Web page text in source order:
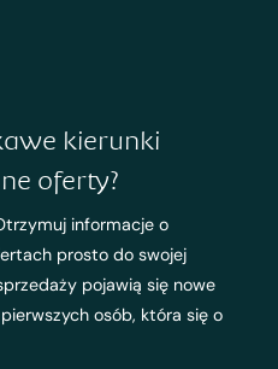
kierunki
oferty?
informacje o
prosto do swojej
pojawią się nowe
osób, która się o